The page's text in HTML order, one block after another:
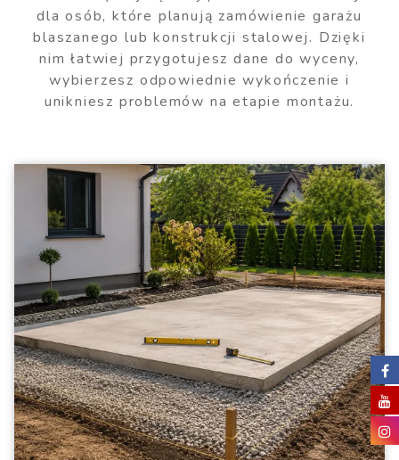
dla osób, które planują zamówienie garażu
blaszanego lub konstrukcji stalowej. Dzięki
nim łatwiej przygotujesz dane do wyceny,
wybierzesz odpowiednie wykończenie i
unikniesz problemów na etapie montażu.